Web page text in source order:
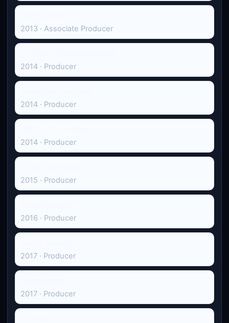
2013 · Associate Producer
2014 · Producer
2014 · Producer
2014 · Producer
2015 · Producer
2016 · Producer
2017 · Producer
2017 · Producer